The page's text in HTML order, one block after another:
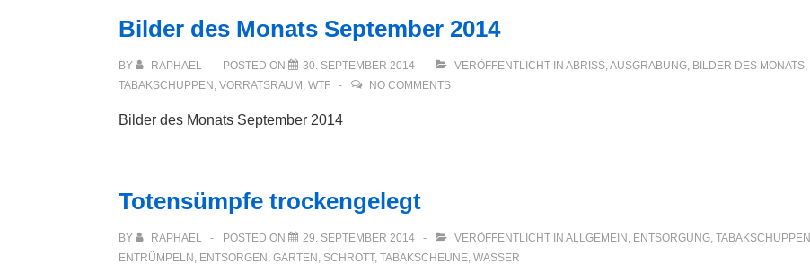
Bilder des Monats September 2014
BY RAPHAEL POSTED ON 30. SEPTEMBER 2014 VERÖFFENTLICHT IN ABRISS,AUSGRABUNG, BILDER DES MONATS,
TABAKSCHUPPEN , VORRATSRAUM , WTF NO COMMENTS
Bilder des Monats September 2014
Totensümpfe trockengelegt
BY RAPHAEL POSTED ON 29. SEPTEMBER 2014 VERÖFFENTLICHT IN ALLGEMEIN , ENTSORGUNG, TABAKSCHUPPEN
ENTRÜMPELN , ENTSORGEN , GARTEN , SCHROTT, TABAKSCHEUNE, WASSER